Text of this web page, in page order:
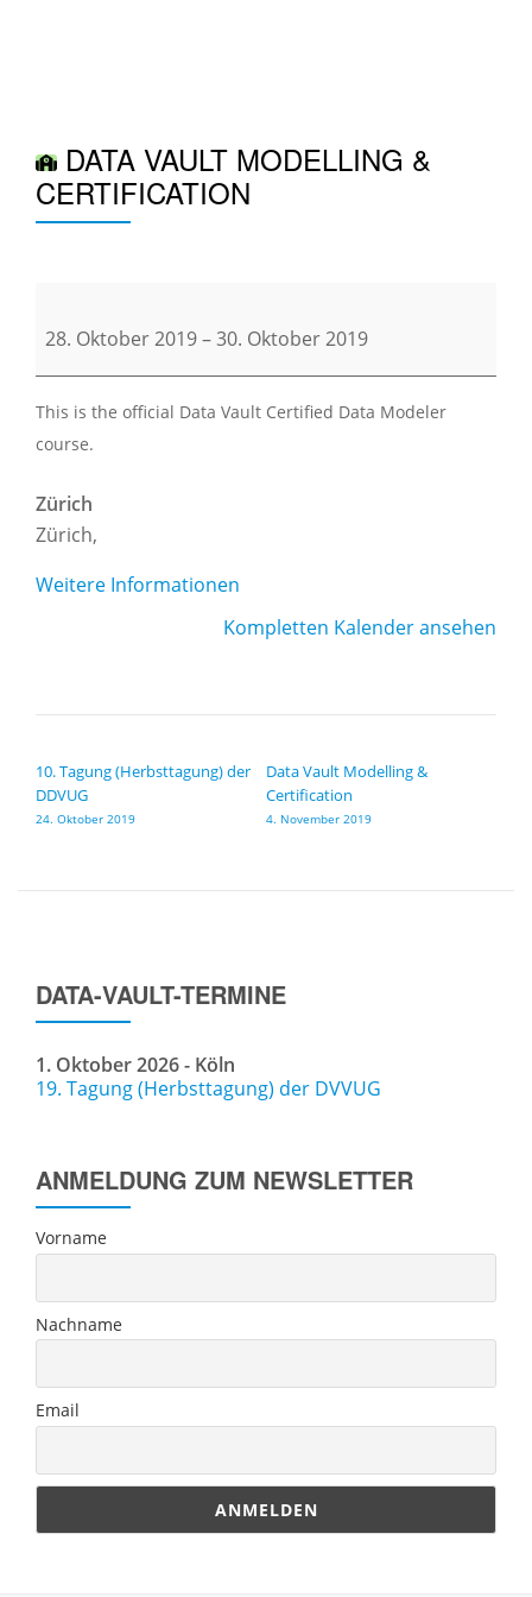
DATA VAULT MODELLING &
CERTIFICATION
Vault
Certification
28. Oktober 2019–30. Oktober 2019
This is the official Data Vault Certified Data Modeler
course.
Zürich
Zürich,
Weitere Informationen
Kompletten Kalender ansehen
10. Tagung (Herbsttagung) der
DDVUG
24. Oktober 2019
Data Vault Modelling &
Certification
4. November 2019
DATA-VAULT-TERMINE
1. Oktober 2026 - Köln
19. Tagung (Herbsttagung) der DVVUG
ANMELDUNG ZUM NEWSLETTER
Vorname
Nachname
Email